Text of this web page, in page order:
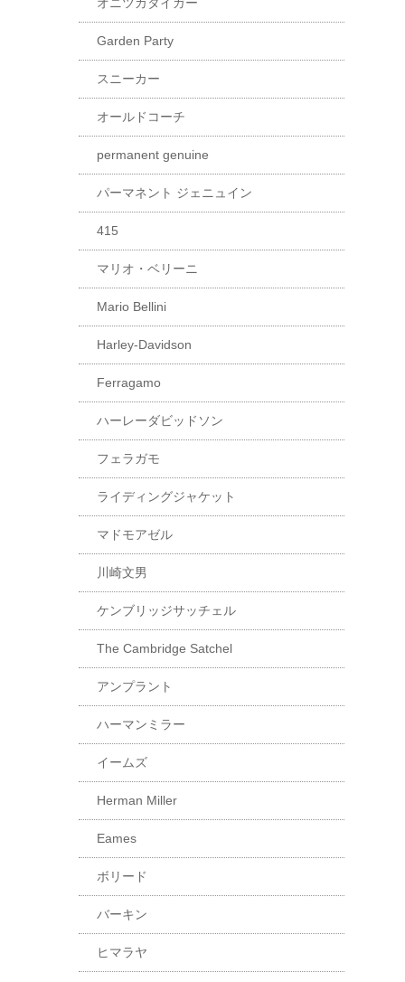
Garden Party
スニーカー
オールドコーチ
permanent genuine
パーマネント ジェニュイン
415
マリオ・ベリーニ
Mario Bellini
Harley-Davidson
Ferragamo
ハーレーダビッドソン
フェラガモ
ライディングジャケット
マドモアゼル
川崎文男
ケンブリッジサッチェル
The Cambridge Satchel
アンプラント
ハーマンミラー
イームズ
Herman Miller
Eames
ボリード
バーキン
ヒマラヤ